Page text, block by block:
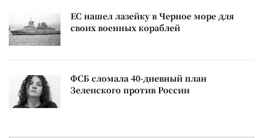
ЕС нашел лазейку в Черное море для
своих военных кораблей
ФСБ сломала 40-дневный план
Зеленского против России